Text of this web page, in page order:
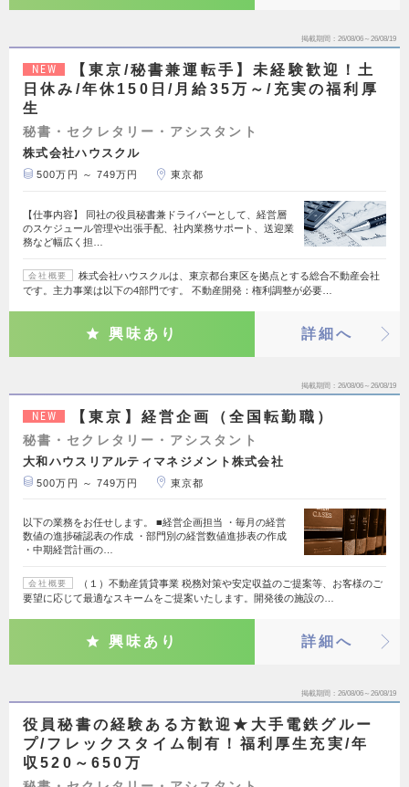
掲載期間 26/08/06～26/08/19
NEW
【東京/秘書兼運転手】未経験歓迎！土
日休み/年休150日/月給35万～/充実の福利厚
生
秘書・セクレタリー・アシスタント
株式会社ハウスクル
500万円 ～ 749万円 東京都
【仕事内容】 同社の役員秘書兼ドライバーとして、経営層
のスケジュール管理や出張手配、社内業務サポート、送迎業
務など幅広く担…
会社概要
株式会社ハウスクルは、東京都台東区を拠点とする総合不動産会社
です。主力事業は以下の4部門です。 不動産開発：権利調整が必要…
興味あり 詳細へ
掲載期間 26/08/06～26/08/19
NEW 【東京】経営企画（全国転勤職）
秘書・セクレタリー・アシスタント
大和ハウスリアルティマネジメント株式会社
500万円 ～ 749万円 東京都
以下の業務をお任せします。 ■経営企画担当 ・毎月の経営
数値の進捗確認表の作成 ・部門別の経営数値進捗表の作成
・中期経営計画の…
会社概要
（１）不動産賃貸事業 税務対策や安定収益のご提案等、お客様のご
要望に応じて最適なスキームをご提案いたします。開発後の施設の…
興味あり 詳細へ
掲載期間 26/08/06～26/08/19
役員秘書の経験ある方歓迎★大手電鉄グルー
プ/フレックスタイム制有！福利厚生充実/年
収520～650万